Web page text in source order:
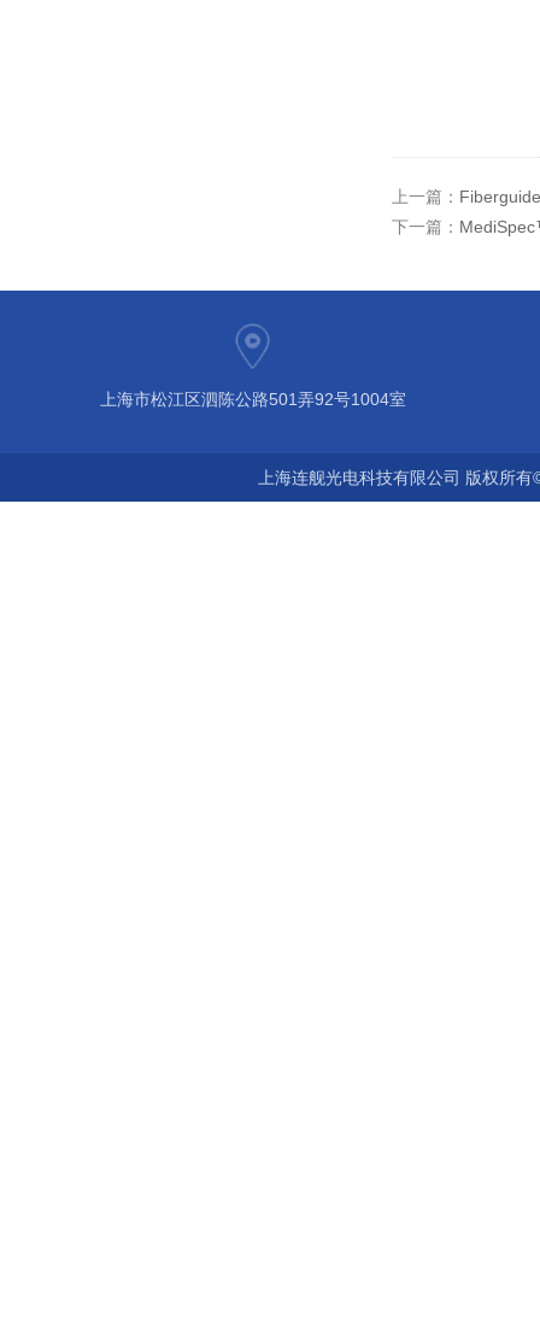
上一篇：
下一篇：
上海市松江区泗陈公路501弄92号1004室
上海连舰光电科技有限公司 版权所